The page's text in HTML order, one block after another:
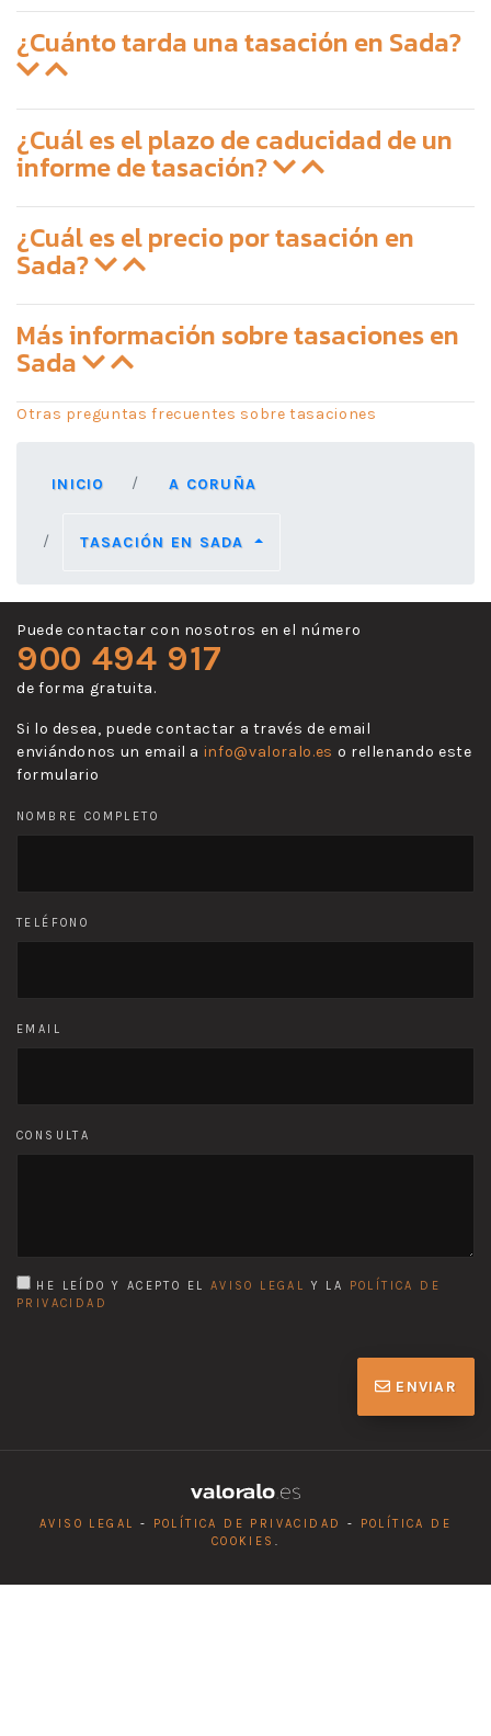
¿Cuánto tarda una tasación en Sada?
¿Cuál es el plazo de caducidad de un
informe de tasación?
¿Cuál es el precio por tasación en
Sada?
Más información sobre tasaciones en
Sada
Otras preguntas frecuentes sobre tasaciones
INICIO A CORUÑA
TASACIÓN EN SADA
Puede contactar con nosotros en el número
900 494 917
de forma gratuita.
Si lo desea, puede contactar a través de email
enviándonos un email a info@valoralo.es o rellenando este
formulario
NOMBRE COMPLETO
TELÉFONO
EMAIL
CONSULTA
HE LEÍDO Y ACEPTO EL AVISO LEGAL Y LA
POLÍTICA DE
PRIVACIDAD
ENVIAR
AVISO LEGAL - POLÍTICA DE PRIVACIDAD -
POLÍTICA DE
COOKIES .